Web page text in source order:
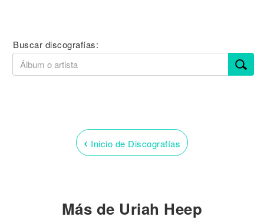
Buscar discografías:
‹ Inicio de Discografías
Más de Uriah Heep